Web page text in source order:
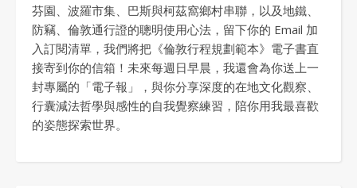
芬園、波羅市集、巴斯與柯茲窩鄉村串聯，以及地鐵、
防竊、倫敦通行證的聰明使用心法，留下你的 Email 加
入訂閱清單，我們將把《倫敦行程規劃範本》電子書直
接寄到你的信箱！未來每週日早晨，我還會為你送上一
封專屬的「電子報」，與你分享深度的在地文化觀察、
行囊減法哲學與感性的自我覺察練習，陪你用我最喜歡
的姿態探索世界。